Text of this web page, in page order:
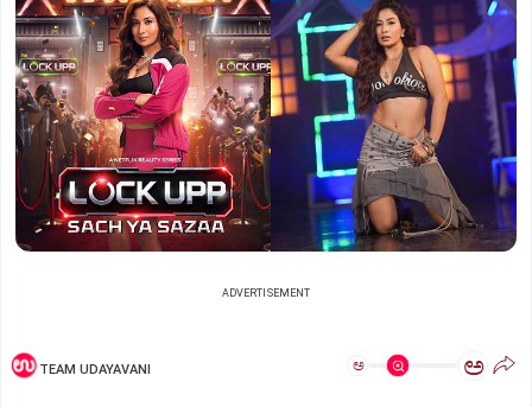
ADVERTISEMENT
TEAM UDAYAVANI ಅ ಅ